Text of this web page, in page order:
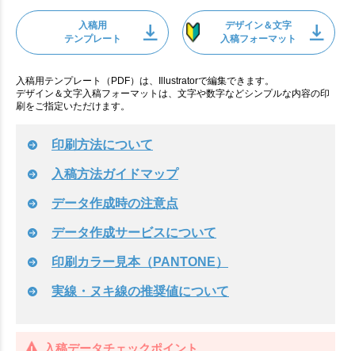
入稿用
テンプレート
デザイン＆文字
入稿フォーマット
入稿用テンプレート（PDF）は、Illustratorで編集できます。
デザイン＆文字入稿フォーマットは、文字や数字などシンプルな内容の印
刷をご指定いただけます。
印刷方法について
入稿方法ガイドマップ
データ作成時の注意点
データ作成サービスについて
印刷カラー見本（PANTONE）
実線・ヌキ線の推奨値について
入稿データチェックポイント